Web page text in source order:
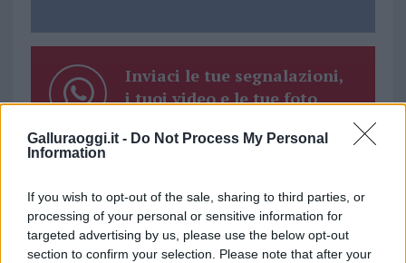
Galluraoggi.it - Do Not Process My Personal
Information
If you wish to opt-out of the sale, sharing to third parties, or
processing of your personal or sensitive information for
targeted advertising by us, please use the below opt-out
section to confirm your selection. Please note that after your
Inviaci le tue segnalazioni,
i tuoi video e le tue foto
345 356 7512
Ricevi le nostre ultime news